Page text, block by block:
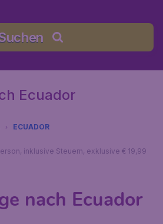
Ecuador
ECUADOR
inklusive Steuern, exklusive € 19,99
nach Ecuador